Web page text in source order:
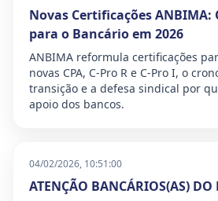
Novas Certificações ANBIMA:
para o Bancário em 2026
ANBIMA reformula certificações
novas CPA, C-Pro R e C-Pro I, o
transição e a defesa sindical por
apoio dos bancos.
04/02/2026, 10:51:00
ATENÇÃO BANCÁRIOS(AS) DO